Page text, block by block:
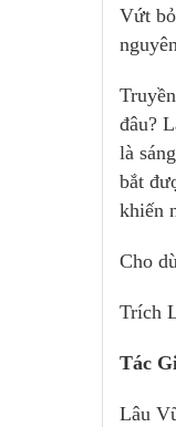
Vứt
đâu?
là
bắt
khiến
Cho
Trích
Tác
Lâu